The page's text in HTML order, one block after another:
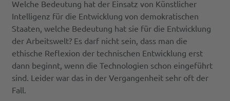
Welche Bedeutung hat der Einsatz von Künstlicher
Intelligenz für die Entwicklung von demokratischen
Staaten, welche Bedeutung hat sie für die Entwicklung
der Arbeitswelt? Es darf nicht sein, dass man die
ethische Reflexion der technischen Entwicklung erst
dann beginnt, wenn die Technologien schon eingeführt
sind. Leider war das in der Vergangenheit sehr oft der
Fall.